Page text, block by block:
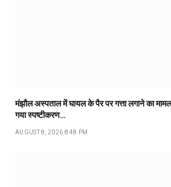
मंझौल अस्पताल में घायल के पैर पर गत्ता लगाने का
गया स्पष्टीकरण…
AUGUST 8, 2026 8:48 PM